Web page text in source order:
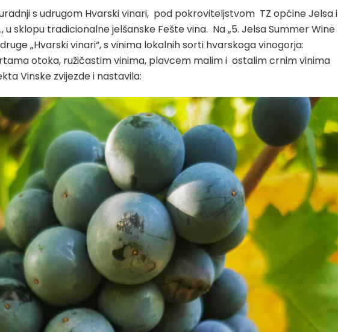
s udrugom Hvarski vinari, pod pokroviteljstvom TZ općine Jelsa i
u sklopu tradicionalne jelšanske Fešte vina. Na „5. Jelsa Summer Wine
„Hvarski vinari“, s vinima lokalnih sorti hvarskoga vinogorja:
otoka, ružičastim vinima, plavcem malim i ostalim crnim vinima
Vinske zvijezde i nastavila: